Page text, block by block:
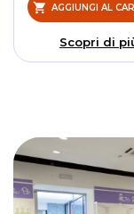
AGGIUNGI AL
Scopri di